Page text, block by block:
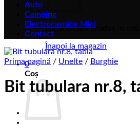
Nu ai niciun produs în coș.
Înapoi la magazin
0
Coș
Auto
Camping
Electrocasnice Mici
Contact
Prima pagină / Unelte / Burghie
Bit tubulara nr.8,